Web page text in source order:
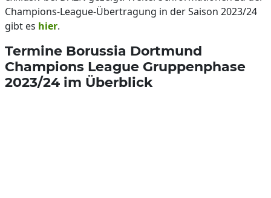
Champions-League-Übertragung in der Saison 2023/24
gibt es hier.
Termine Borussia Dortmund
Champions League Gruppenphase
2023/24 im Überblick